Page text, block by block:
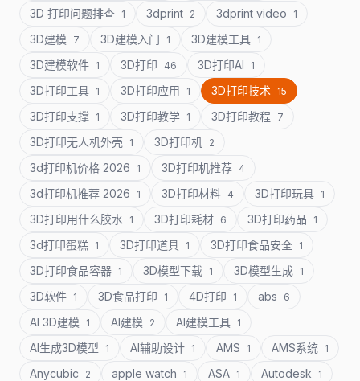
3D 打印问题排查 1 3dprint 2 3dprint video 1
3D建模 7 3D建模入门 1 3D建模工具 1
3D建模软件 1 3D打印 46 3D打印AI 1
3D打印工具 1 3D打印应用 1 3D打印技术 15
3D打印支撑 1 3D打印教学 1 3D打印教程 7
3D打印无人机外壳 1 3D打印机 2
3d打印机价格 2026 1 3D打印机推荐 4
3d打印机推荐 2026 1 3D打印材料 4 3D打印玩具 1
3D打印用什么胶水 1 3D打印耗材 6 3D打印药品 1
3d打印蛋糕 1 3D打印道具 1 3D打印食品安全 1
3D打印食品容器 1 3D模型下载 1 3D模型生成 1
3D软件 1 3D食品打印 1 4D打印 1 abs 6
AI 3D建模 1 AI建模 2 AI建模工具 1
AI生成3D模型 1 AI辅助设计 1 AMS 1 AMS系统 1
Anycubic 2 apple watch 1 ASA 1 Autodesk 1